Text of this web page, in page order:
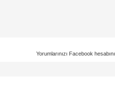
Yorumlarınızı Facebook